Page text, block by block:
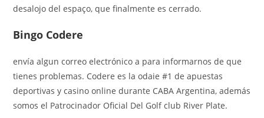
desalojo del espaço, que finalmente es cerrado.
Bingo Codere
envía algun correo electrónico a para informarnos de que
tienes problemas. Codere es la odaie #1 de apuestas
deportivas y casino online durante CABA Argentina, además
somos el Patrocinador Oficial Del Golf club River Plate.